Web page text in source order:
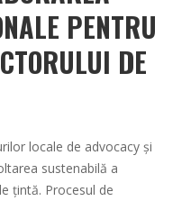
PENTRU
DE
locale de advocacy și
sustenabilă a
țintă. Procesul de